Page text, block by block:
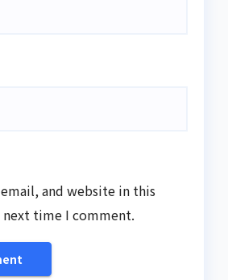
and website in this
time I comment.